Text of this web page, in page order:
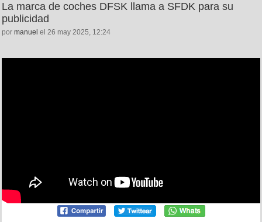
La marca de coches DFSK llama a SFDK para su
publicidad
por manuel el 26 may 2025, 12:24